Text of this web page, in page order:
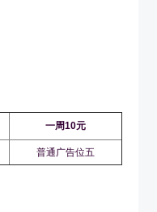
一周10元
普通广告位五